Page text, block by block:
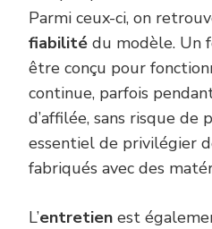
Parmi ceux-ci, on
fiabilité du modèle. Un
être conçu pour
continue, parfois
d’affilée, sans risque de
essentiel de privilégier
fabriqués avec des
L’entretien est